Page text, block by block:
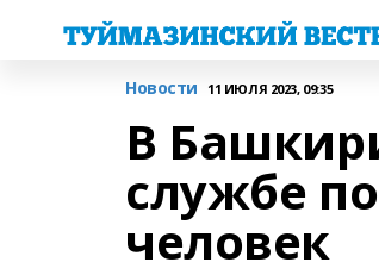
Новости 11 ИЮЛЯ 2023, 09:35
В
службе
человек